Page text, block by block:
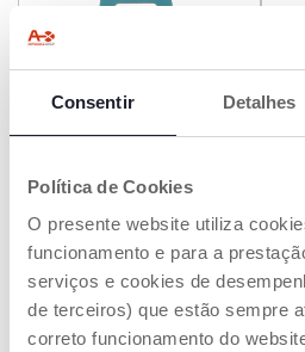
Consentir Detalhes
Política de Cookies
O presente website utiliza
funcionamento e para a
serviços e cookies de
de terceiros) que estão sempre
correto funcionamento do
Baby Set Presente Óleo
€ 14,99
ADICIONAR
€